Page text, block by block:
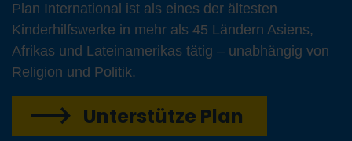
Plan International ist als eines der ältesten
Kinderhilfswerke in mehr als 45 Ländern Asiens,
Afrikas und Lateinamerikas tätig – unabhängig von
Religion und Politik.
Unterstütze Plan